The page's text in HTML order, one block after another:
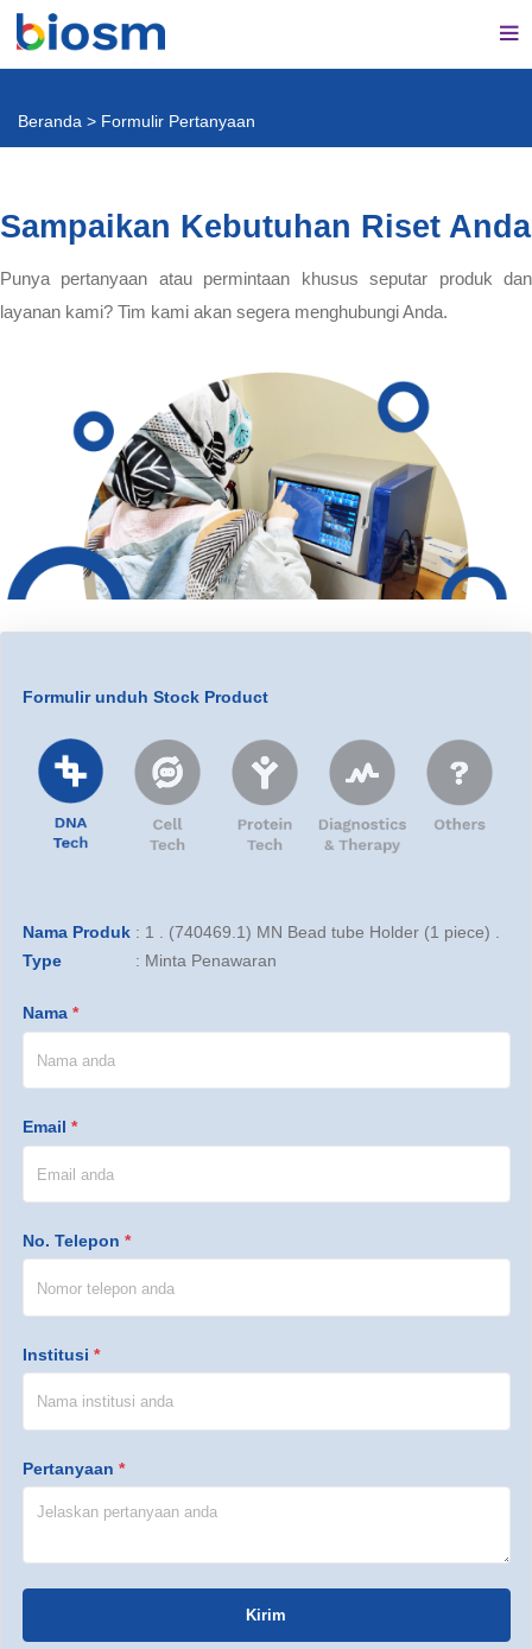
Beranda > Formulir Pertanyaan
Sampaikan Kebutuhan Riset Anda
Punya pertanyaan atau permintaan khusus seputar produk dan
layanan kami? Tim kami akan segera menghubungi Anda.
Formulir unduh Stock Product
Nama Produk: 1 . (740469.1) MN Bead tube Holder (1 piece) .
Type
: Minta Penawaran
Nama *
Email *
No. Telepon *
Institusi *
Pertanyaan *
Kirim